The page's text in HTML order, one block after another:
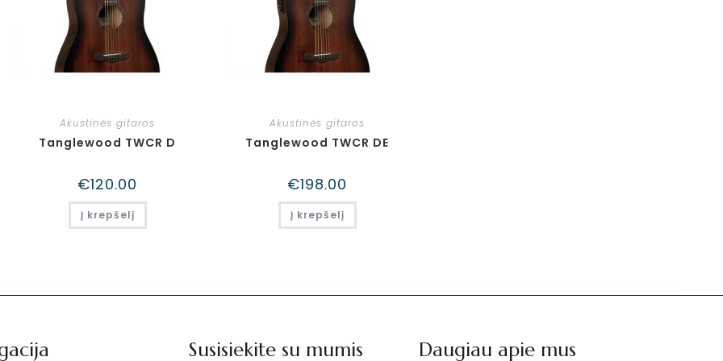
Akustinės gitaros
Tanglewood TWCR D
€120.00
Į krepšelį
Akustinės gitaros
Tanglewood TWCR DE
€198.00
Į krepšelį
Susisiekite su mumis Daugiau apie mus